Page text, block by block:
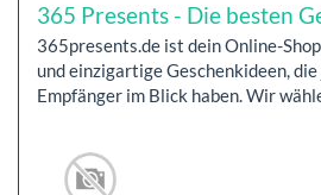
365 Presents - Die besten
365presents.de ist dein Online-
und einzigartige Geschenkideen,
Empfänger im Blick haben. Wir